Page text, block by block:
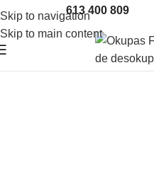
Skip to navigation
Skip to main content
613 400 809